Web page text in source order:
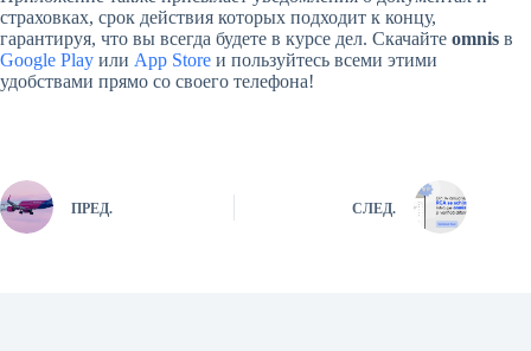
страховках, срок действия которых подходит к концу,
гарантируя, что вы всегда будете в курсе дел. Скачайте omnis в
Google Play или App Store и пользуйтесь всеми этими
удобствами прямо со своего телефона!
ПРЕД. СЛЕД.